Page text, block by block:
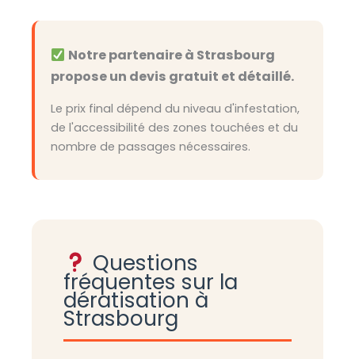
Notre partenaire à Strasbourg
propose un devis gratuit et détaillé.
Le prix final dépend du niveau d'infestation,
de l'accessibilité des zones touchées et du
nombre de passages nécessaires.
Questions
fréquentes sur la
dératisation à
Strasbourg